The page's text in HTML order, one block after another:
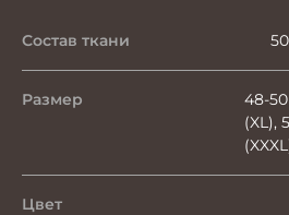
Состав ткани
Размер
48-
(XL),
Цвет